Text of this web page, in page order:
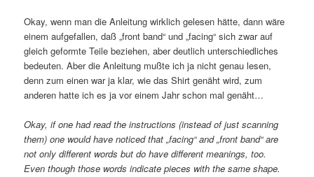
Okay, wenn man die Anleitung wirklich gelesen hätte, dann wäre
einem aufgefallen, daß „front band“ und „facing“ sich zwar auf
gleich geformte Teile beziehen, aber deutlich unterschiedliches
bedeuten. Aber die Anleitung mußte ich ja nicht genau lesen,
denn zum einen war ja klar, wie das Shirt genäht wird, zum
anderen hatte ich es ja vor einem Jahr schon mal genäht…
Okay, if one had read the instructions (instead of just scanning
them) one would have noticed that „facing“ and „front band“ are
not only different words but do have different meanings, too.
Even though those words indicate pieces with the same shape.